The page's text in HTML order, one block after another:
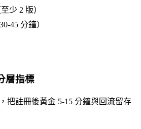
少 2 版）
45 分鐘）
層指標
把註冊後黃金 5-15 分鐘與回流留存